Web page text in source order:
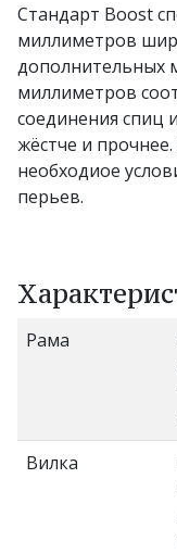
Стандарт Boost
миллиметров
дополнительных
миллиметров
соединения спиц
жёстче и
необходиое
перьев.
Рама
Вилка